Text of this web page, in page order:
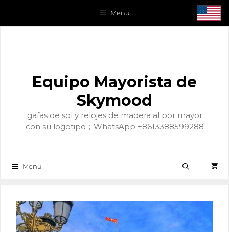
Menu
Equipo Mayorista de
Skymood
gafas de sol y relojes de madera al por mayor
con su logotipo；WhatsApp +8613388599288
Menu